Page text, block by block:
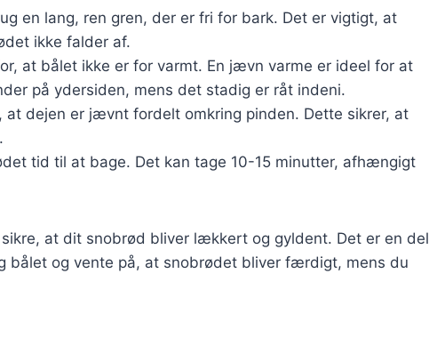
en lang, ren gren, der er fri for bark. Det er vigtigt, at
ikke falder af.
at bålet ikke er for varmt. En jævn varme er ideel for at
på ydersiden, mens det stadig er råt indeni.
at dejen er jævnt fordelt omkring pinden. Dette sikrer, at
tid til at bage. Det kan tage 10-15 minutter, afhængigt
at dit snobrød bliver lækkert og gyldent. Det er en del
bålet og vente på, at snobrødet bliver færdigt, mens du